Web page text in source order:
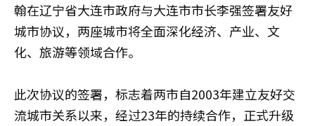
翰在辽宁省大连市政府与大连市市长李强签署友好
城市协议，两座城市将全面深化经济、产业、文
化、旅游等领域合作。
此次协议的签署，标志着两市自2003年建立友好交
流城市关系以来，经过23年的持续合作，正式升级